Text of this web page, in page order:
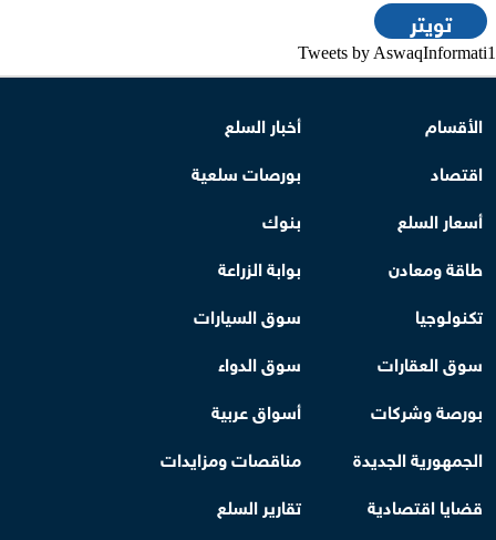
تويتر
Tweets by AswaqInformati1
الأقسام
أخبار السلع
اقتصاد
بورصات سلعية
أسعار السلع
بنوك
طاقة ومعادن
بوابة الزراعة
تكنولوجيا
سوق السيارات
سوق العقارات
سوق الدواء
بورصة وشركات
أسواق عربية
الجمهورية الجديدة
مناقصات ومزايدات
قضايا اقتصادية
تقارير السلع